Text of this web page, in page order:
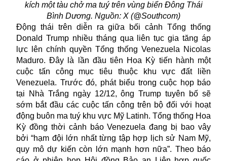
kích một tàu chở ma tuý trên vùng biển Đông Thái
Bình Dương. Nguồn: X (@Southcom)
Động thái trên diễn ra giữa bối cảnh Tổng thống
Donald Trump nhiều tháng qua liên tục gia tăng áp
lực lên chính quyền Tổng thống Venezuela Nicolas
Maduro. Đây là lần đầu tiên Hoa Kỳ tiến hành một
cuộc tấn công mục tiêu thuộc khu vực đất liền
Venezuela. Trước đó, phát biểu trong cuộc họp báo
tại Nhà Trắng ngày 12/12, ông Trump tuyên bố sẽ
sớm bắt đầu các cuộc tấn công trên bộ đối với hoạt
động buôn ma tuý khu vực Mỹ Latinh. Tổng thống Hoa
Kỳ đồng thời cảnh báo Venezuela đang bị bao vây
bởi “hạm đội lớn nhất từng tập hợp lịch sử Nam Mỹ,
quy mô dự kiến còn lớn mạnh hơn nữa”. Theo báo